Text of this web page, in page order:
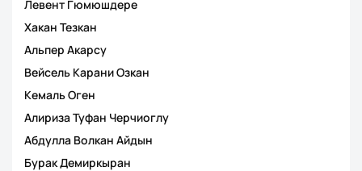
Левент Гюмюшдере
Хакан Тезкан
Альпер Акарсу
Вейсель Карани Озкан
Кемаль Оген
Алириза Туфан Черчиоглу
Абдулла Волкан Айдын
Бурак Демиркыран